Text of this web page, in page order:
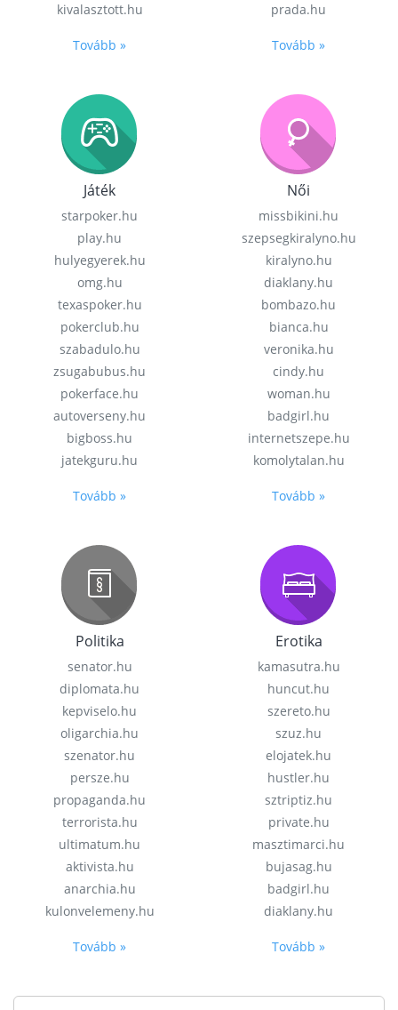
kivalasztott.hu
Tovább »
prada.hu
Tovább »
Játék
starpoker.hu
play.hu
hulyegyerek.hu
omg.hu
texaspoker.hu
pokerclub.hu
szabadulo.hu
zsugabubus.hu
pokerface.hu
autoverseny.hu
bigboss.hu
jatekguru.hu
Tovább »
Női
missbikini.hu
szepsegkiralyno.hu
kiralyno.hu
diaklany.hu
bombazo.hu
bianca.hu
veronika.hu
cindy.hu
woman.hu
badgirl.hu
internetszepe.hu
komolytalan.hu
Tovább »
Politika
senator.hu
diplomata.hu
kepviselo.hu
oligarchia.hu
szenator.hu
persze.hu
propaganda.hu
terrorista.hu
ultimatum.hu
aktivista.hu
anarchia.hu
kulonvelemeny.hu
Tovább »
Erotika
kamasutra.hu
huncut.hu
szereto.hu
szuz.hu
elojatek.hu
hustler.hu
sztriptiz.hu
private.hu
masztimarci.hu
bujasag.hu
badgirl.hu
diaklany.hu
Tovább »